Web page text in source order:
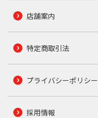
店舗案内
特定商取引法
プライバシーポリシー
採用情報